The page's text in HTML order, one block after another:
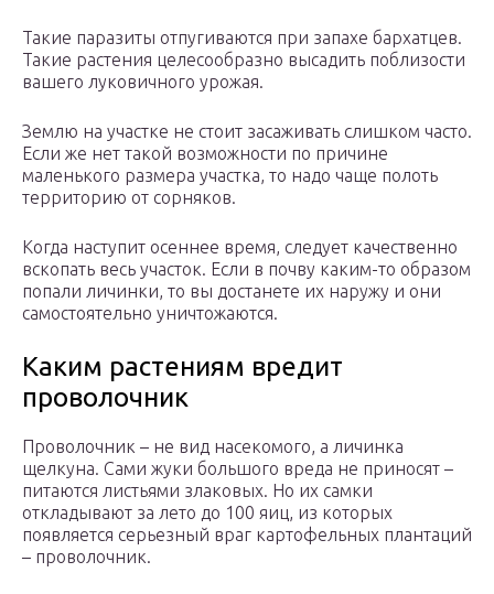
Такие паразиты отпугиваются при запахе бархатцев.
Такие растения целесообразно высадить поблизости
вашего луковичного урожая.
Землю на участке не стоит засаживать слишком часто.
Если же нет такой возможности по причине
маленького размера участка, то надо чаще полоть
территорию от сорняков.
Когда наступит осеннее время, следует качественно
вскопать весь участок. Если в почву каким-то образом
попали личинки, то вы достанете их наружу и они
самостоятельно уничтожаются.
Каким растениям вредит
проволочник
Проволочник – не вид насекомого, а личинка
щелкуна. Сами жуки большого вреда не приносят –
питаются листьями злаковых. Но их самки
откладывают за лето до 100 яиц, из которых
появляется серьезный враг картофельных плантаций
– проволочник.